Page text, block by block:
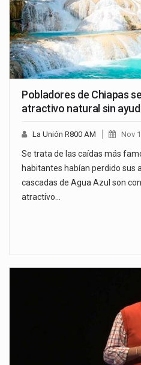
Pobladores de Chiapas
atractivo natural sin
La Unión R800 AM Nov
Se trata de las caídas más
habitantes habían perdido sus
cascadas de Agua Azul son
atractivo…